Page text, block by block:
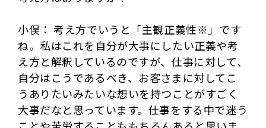
小俣： 考え方でいうと「主観正義性※」です
ね。私はこれを自分が大事にしたい正義や考
え方と解釈しているのですが、仕事に対して、
自分はこうであるべき、お客さまに対してこ
うありたいみたいな想いを持つことがすごく
大事だなと思っています。仕事をする中で迷う